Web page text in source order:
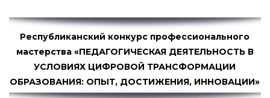
Республиканский конкурс профессионального
мастерства «ПЕДАГОГИЧЕСКАЯ ДЕЯТЕЛЬНОСТЬ В
УСЛОВИЯХ ЦИФРОВОЙ ТРАНСФОРМАЦИИ
ОБРАЗОВАНИЯ: ОПЫТ, ДОСТИЖЕНИЯ, ИННОВАЦИИ»